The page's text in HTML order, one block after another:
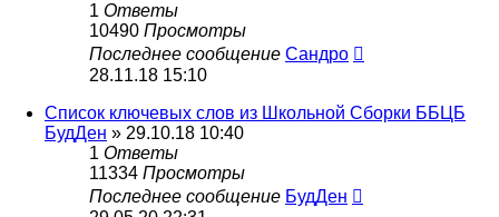
1 Ответы
10490 Просмотры
Последнее сообщение Сандро
28.11.18 15:10
Список ключевых слов из Школьной Сборки ББЦБ
БудДен » 29.10.18 10:40
1 Ответы
11334 Просмотры
Последнее сообщение БудДен